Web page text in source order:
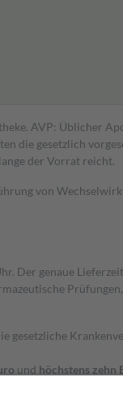
AVP: Üblicher
gesetzlich
der Vorrat reicht.
von
Der genaue
und höchstens zehn